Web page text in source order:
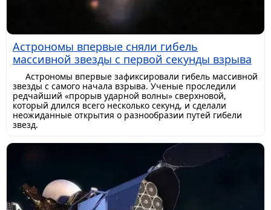
Астрономы впервые сняли гибель
массивной звезды с первой секунды взрыва
Астрономы впервые зафиксировали гибель массивной
звезды с самого начала взрыва. Ученые проследили
редчайший «прорыв ударной волны» сверхновой,
который длился всего несколько секунд, и сделали
неожиданные открытия о разнообразии путей гибели
звезд.